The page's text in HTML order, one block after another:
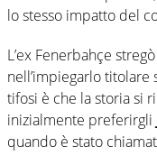
lo stesso impatto del
L’ex Fenerbahçe stregò
nell’impiegarlo titolare
tifosi è che la storia si
inizialmente preferirgli
quando è stato